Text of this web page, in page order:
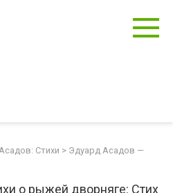
Стихи > Эдуард Асадов —
о рыжей дворняге: Стих